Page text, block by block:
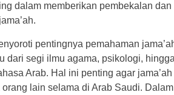
dalam memberikan pembekalan
pentingnya pemahaman
dari segi ilmu agama, psikologi,
Arab. Hal ini penting agar
lain selama di Arab Saudi.